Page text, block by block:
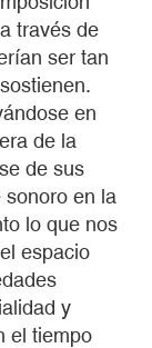
través de
ser tan
en
de la
de sus
sonoro en la
lo que nos
espacio
y
el tiempo